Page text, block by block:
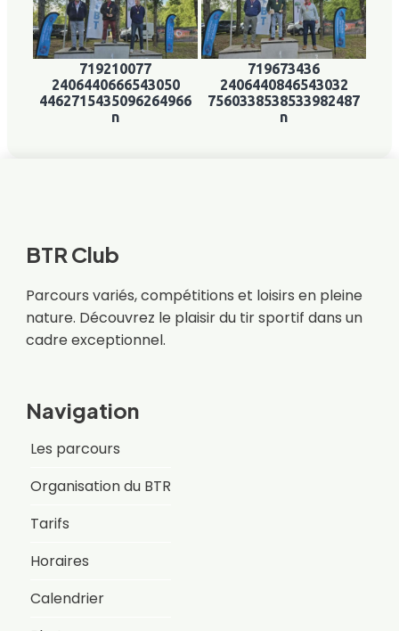
719210077
2406440666543050
4462715435096264966
n
719673436
2406440846543032
7560338538533982487
n
BTR Club
Parcours variés, compétitions et loisirs en pleine
nature. Découvrez le plaisir du tir sportif dans un
cadre exceptionnel.
Navigation
Les parcours
Organisation du BTR
Tarifs
Horaires
Calendrier